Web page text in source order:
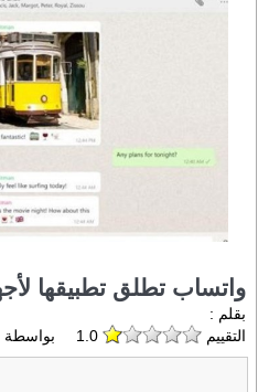
واتساب تطلق تطبيقها
بقلم :
التقييم
1.0 بواسطة